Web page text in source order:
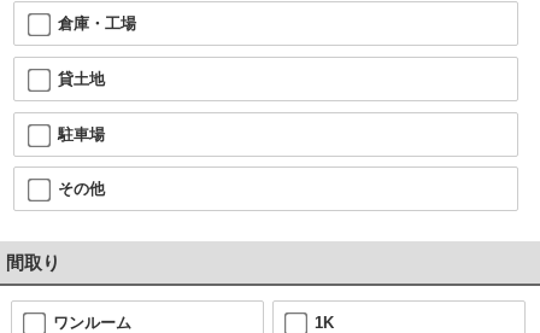
倉庫・工場
貸土地
駐車場
その他
間取り
ワンルーム 1K